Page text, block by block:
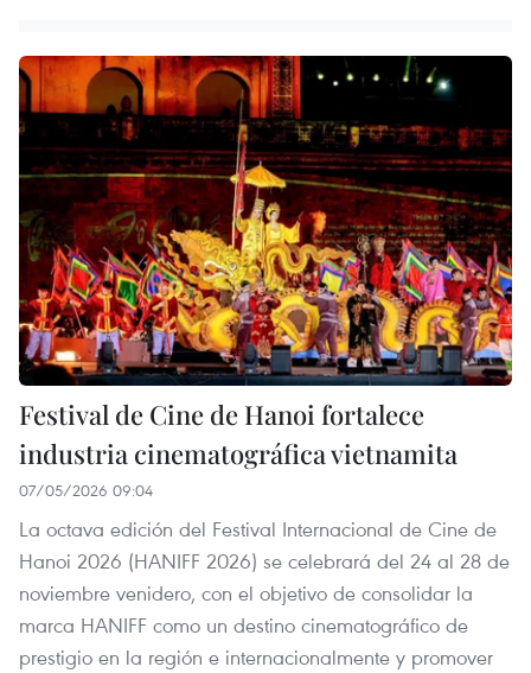
Festival de Cine de Hanoi fortalece
industria cinematográfica vietnamita
07/05/2026 09:04
La octava edición del Festival Internacional de Cine de
Hanoi 2026 (HANIFF 2026) se celebrará del 24 al 28 de
noviembre venidero, con el objetivo de consolidar la
marca HANIFF como un destino cinematográfico de
prestigio en la región e internacionalmente y promover